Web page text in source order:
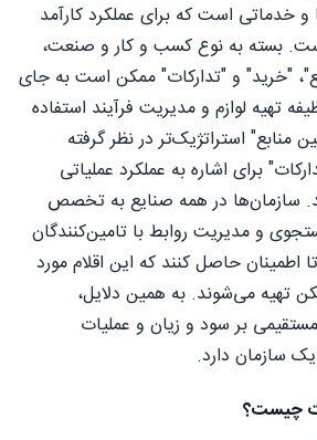
و خدماتی است که برای عملکرد کارآمد
بسته به نوع کسب و کار و صنعت،
"خرید" و "تدارکات" ممکن است به جای
تهیه لوازم و مدیریت فرآیند استفاده
منابع" استراتژیک‌تر در نظر گرفته
برای اشاره به عملکرد عملیاتی
سازمان‌ها در همه صنایع به تخصص
و مدیریت روابط با تامین‌کنندگان
اطمینان حاصل کنند که این اقلام مورد
تهیه می‌شوند. به همین دلایل،
بر سود و زیان و عملیات
سازمان دارد.
چیست؟